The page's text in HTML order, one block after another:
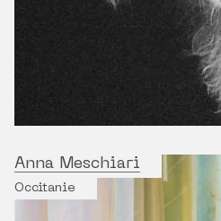
Anna Meschiari
Occitanie